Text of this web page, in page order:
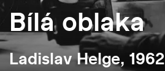
Bílá oblaka
Ladislav Helge, 1962